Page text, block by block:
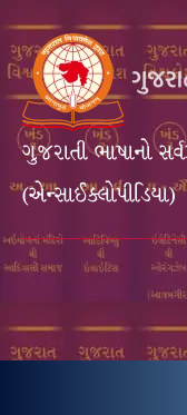
ગુજરાતી ભાષાનો
(એન્સાઈક્લોપીડિયા)